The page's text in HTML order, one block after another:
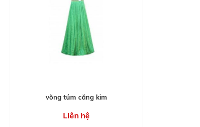
võng túm căng kim
Liên hệ